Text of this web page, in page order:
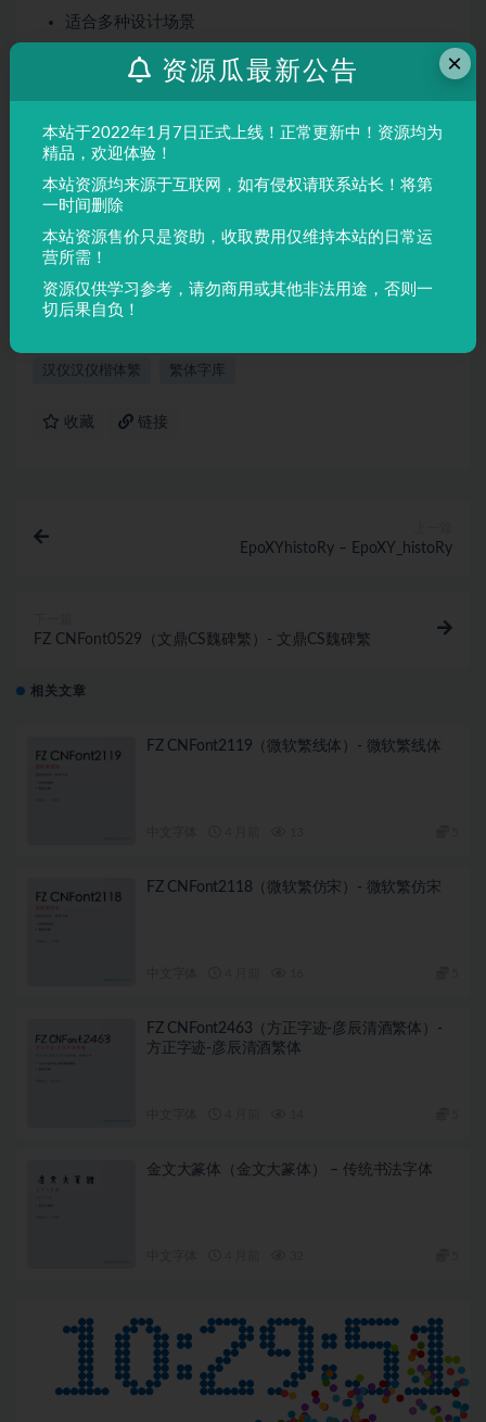
适合多种设计场景
屏幕显示与印刷均表现良好
适用场景
品牌设计、海报制作、广告排版、文创产品、包装设计等
需要独特视觉效果的场景。
声明：
本站所有文章，如无特殊说明或标注，均为本站原创发
布。任何个人或组织，在未征得本站同意时，禁止复制、盗用、
采集、发布本站内容到任何网站、书籍等各类媒体平台。如若本
站内容侵犯了原著者的合法权益，可联系我们进行处理。
汉仪汉仪楷体繁 繁体字库
收藏 链接
EpoXYhistoRy – EpoXY_histoRy
FZ CNFont0529（文鼎CS魏碑繁）- 文鼎CS魏碑繁
相关文章
FZ CNFont2119（微软繁线体）- 微软繁线体
FZ CNFont2118（微软繁仿宋）- 微软繁仿宋
FZ CNFont2463（方正字迹-彦辰清酒繁体）-
方正字迹-彦辰清酒繁体
金文大篆体（金文大篆体） – 传统书法字体
×
资源瓜最新公告
本站于2022年1月7日正式上线！正常更新中！资源均为
精品，欢迎体验！
本站资源均来源于互联网，如有侵权请联系站长！将第
一时间删除
本站资源售价只是资助，收取费用仅维持本站的日常运
营所需！
资源仅供学习参考，请勿商用或其他非法用途，否则一
切后果自负！